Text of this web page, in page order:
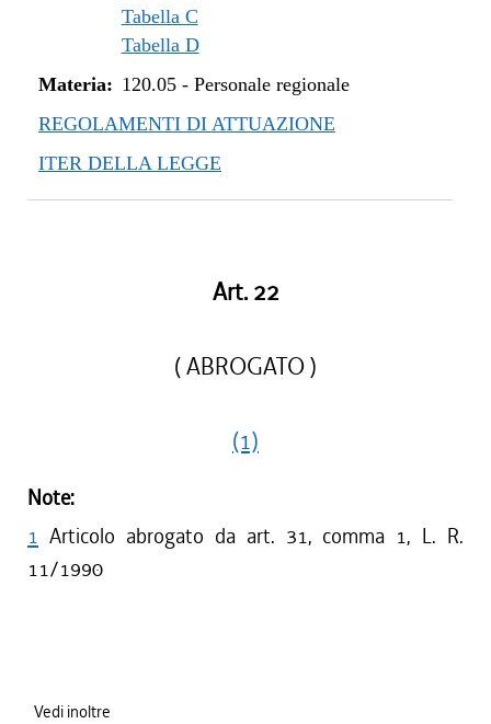
Tabella C
Tabella D
Materia: 120.05- Personale regionale
REGOLAMENTI DI ATTUAZIONE
ITER DELLA LEGGE
Art. 22
( ABROGATO )
(1)
Note:
1 Articolo abrogato da art. 31, comma 1, L. R.
11/1990
Vedi inoltre